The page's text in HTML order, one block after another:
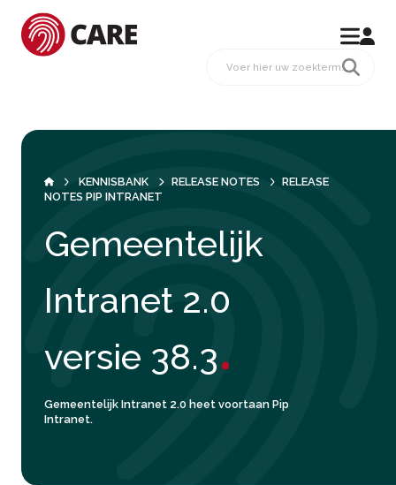
KENNISBANK RELEASE NOTES
RELEASE
NOTES PIP INTRANET
Gemeentelijk
Intranet 2.0
versie 38.3.
Gemeentelijk Intranet 2.0 heet voortaan Pip
Intranet.